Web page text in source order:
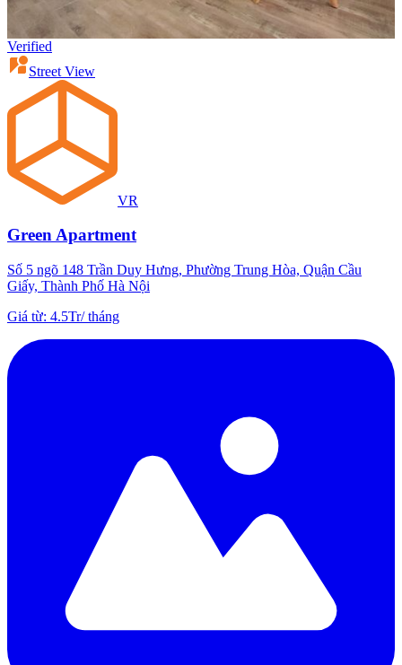
Verified
Street View
VR
Green Apartment
Số 5 ngõ 148 Trần Duy Hưng, Phường Trung Hòa, Quận Cầu
Giấy, Thành Phố Hà Nội
Giá từ: 4.5Tr/tháng